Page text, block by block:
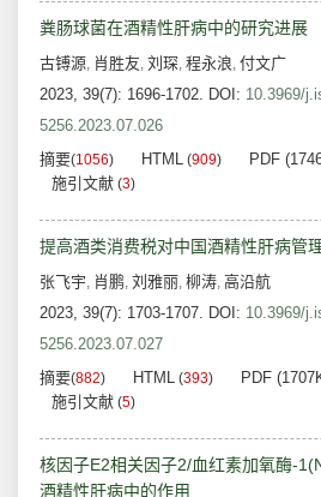
粪肠球菌在酒精性肝病中的研究进展
古镈源, 肖胜友, 刘琛, 程永浪, 付文广
2023, 39(7): 1696-1702. DOI: 10.3969/
5256.2023.07.026
摘要(1056) HTML (909) PDF
施引文献 (3)
提高酒类消费税对中国酒精性肝病管
张飞宇, 肖鹏, 刘雅丽, 柳涛, 高沿航
2023, 39(7): 1703-1707. DOI: 10.3969/
5256.2023.07.027
摘要(882) HTML (393) PDF
施引文献 (5)
核因子E2相关因子2/血红素加氧酶-
酒精性肝病中的作用